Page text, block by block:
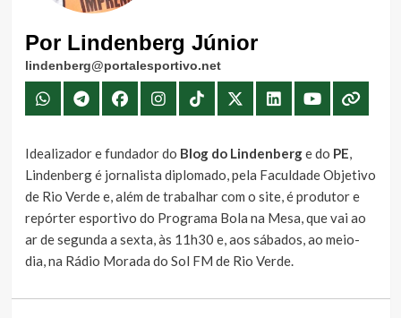
Por Lindenberg Júnior
lindenberg@portalesportivo.net
Idealizador e fundador do Blog do Lindenberge do PE,
Lindenberg é jornalista diplomado, pela Faculdade Objetivo
de Rio Verde e, além de trabalhar com o site, é produtor e
repórter esportivo do Programa Bola na Mesa, que vai ao
ar de segunda a sexta, às 11h30 e, aos sábados, ao meio-
dia, na Rádio Morada do Sol FM de Rio Verde.